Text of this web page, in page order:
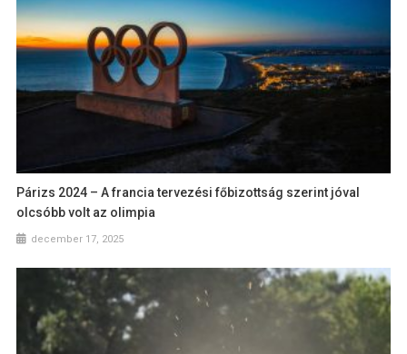
Párizs 2024 – A francia tervezési főbizottság szerint jóval
olcsóbb volt az olimpia
december 17, 2025